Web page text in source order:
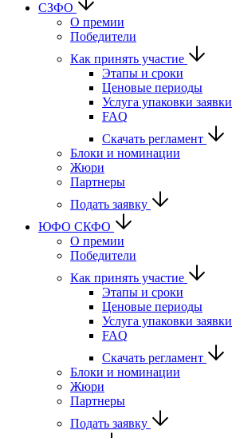
СЗФО
О премии
Победители
Как принять участие
Этапы и сроки
Ценовые периоды
Услуга упаковки заявки
FAQ
Скачать регламент
Блоки и номинации
Жюри
Партнеры
Подать заявку
ЮФО СКФО
О премии
Победители
Как принять участие
Этапы и сроки
Ценовые периоды
Услуга упаковки заявки
FAQ
Скачать регламент
Блоки и номинации
Жюри
Партнеры
Подать заявку